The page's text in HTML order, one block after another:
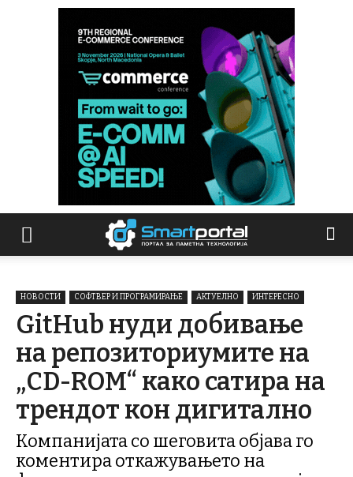
НОВОСТИ СОФТВЕР И ПРОГРАМИРАЊЕ АКТУЕЛНО ИНТЕРЕСНО
GitHub нуди добивање
на репозиториумите на
„CD-ROM“ како сатира на
трендот кон дигитално
Компанијата со шеговита објава го
коментира откажувањето на